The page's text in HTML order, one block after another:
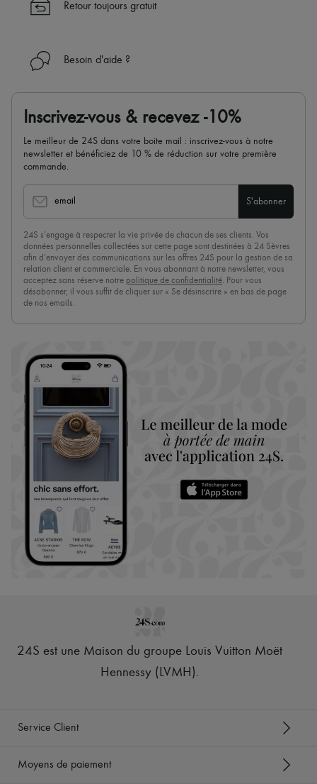
Retour toujours gratuit
Besoin d'aide ?
Inscrivez-vous & recevez -10%
Le meilleur de 24S dans votre boite mail : inscrivez-vous à notre
newsletter et bénéficiez de 10 % de réduction sur votre première
commande.
email S'abonner
24S s’engage à respecter la vie privée de chacun de ses clients. Vos
données personnelles collectées sur cette page sont destinées à 24 Sèvres
afin d’envoyer des communications sur les offres 24S pour la gestion de sa
relation client et commerciale. En vous abonnant à notre newsletter, vous
acceptez sans réserve notre politique de confidentialité. Pour vous
désabonner, il vous suffit de cliquer sur « Se désinscrire » en bas de page
de nos emails.
24S est une Maison du groupe Louis Vuitton Moët
Hennessy (LVMH).
Service Client
Moyens de paiement